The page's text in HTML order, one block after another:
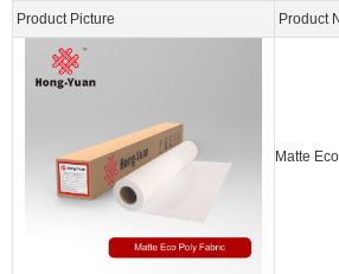
Product Picture Product
Matte